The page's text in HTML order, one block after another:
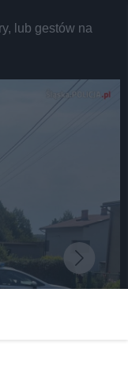
lub gestów na